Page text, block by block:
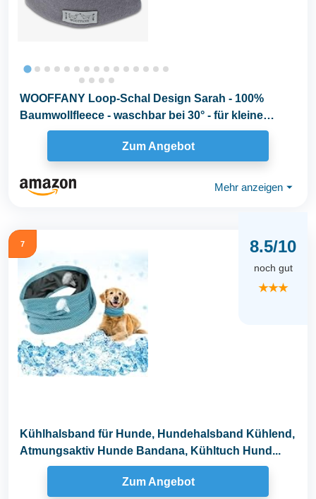
WOOFFANY Loop-Schal Design Sarah - 100%
Baumwollfleece - waschbar bei 30° - für kleine
Hunde bis...
Zum Angebot
Mehr anzeigen ⏷
7 8.5/10
noch gut
★★★
Kühlhalsband für Hunde, Hundehalsband Kühlend,
Atmungsaktiv Hunde Bandana, Kühltuch Hund...
Zum Angebot